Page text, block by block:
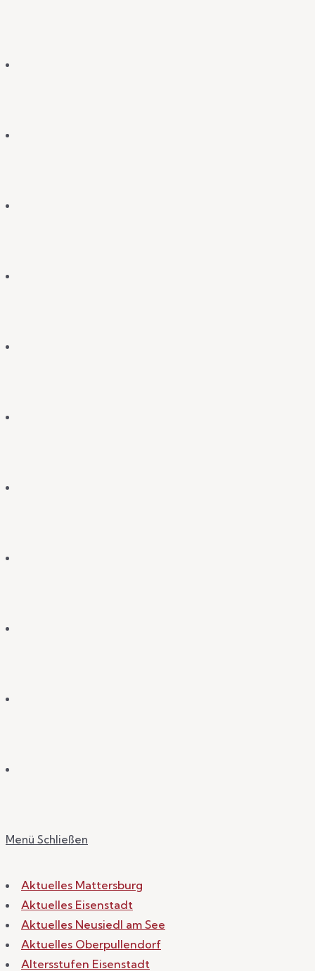
Menü Schließen
Aktuelles Mattersburg
Aktuelles Eisenstadt
Aktuelles Neusiedl am See
Aktuelles Oberpullendorf
Altersstufen Eisenstadt